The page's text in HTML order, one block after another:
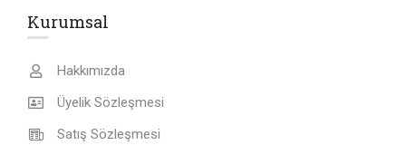
Kurumsal
Hakkımızda
Üyelik Sözleşmesi
Satış Sözleşmesi